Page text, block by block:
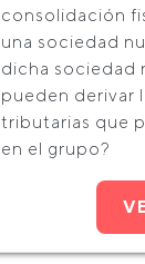
consolidación
una sociedad
dicha sociedad
pueden derivar
tributarias que
en el grupo?